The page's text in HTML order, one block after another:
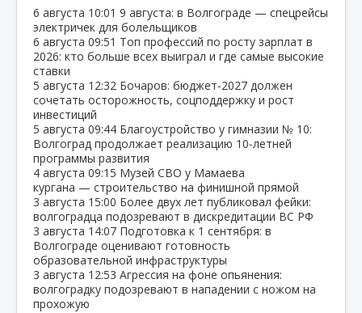
6 августа 10:01 9 августа: в Волгограде — спецрейсы
электричек для болельщиков
6 августа 09:51 Топ профессий по росту зарплат в
2026: кто больше всех выиграл и где самые высокие
ставки
5 августа 12:32 Бочаров: бюджет‑2027 должен
сочетать осторожность, соцподдержку и рост
инвестиций
5 августа 09:44 Благоустройство у гимназии № 10:
Волгоград продолжает реализацию 10‑летней
программы развития
4 августа 09:15 Музей СВО у Мамаева
кургана — строительство на финишной прямой
3 августа 15:00 Более двух лет публиковал фейки:
волгоградца подозревают в дискредитации ВС РФ
3 августа 14:07 Подготовка к 1 сентября: в
Волгограде оценивают готовность
образовательной инфраструктуры
3 августа 12:53 Агрессия на фоне опьянения:
волгоградку подозревают в нападении с ножом на
прохожую